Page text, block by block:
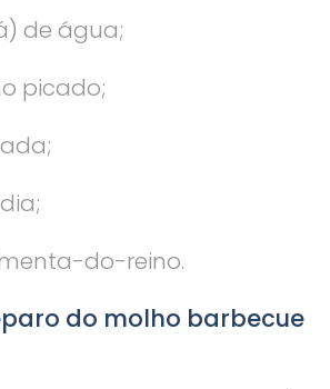
de água;
picado;
do-reino.
do molho barbecue